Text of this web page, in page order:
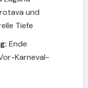
und
Tiefe
Ende
Karneval-